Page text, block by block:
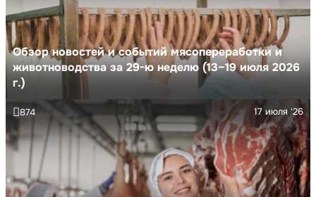
Обзор новостей и событий мясопереработки и
животноводства за 29-ю неделю (13–19 июля 2026
г.)
17 июля '26
874